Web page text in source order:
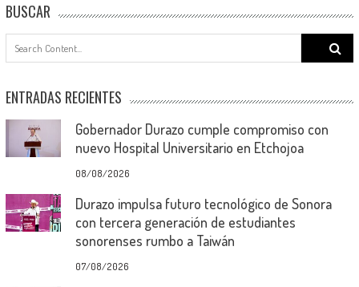
BUSCAR
Search
for:
ENTRADAS RECIENTES
Gobernador Durazo cumple compromiso con
nuevo Hospital Universitario en Etchojoa
08/08/2026
Durazo impulsa futuro tecnológico de Sonora
con tercera generación de estudiantes
sonorenses rumbo a Taiwán
07/08/2026